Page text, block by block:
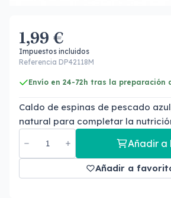
1,99 €
Impuestos incluidos
Referencia DP42118M
Envío en 24-72h tras la preparación
Caldo de espinas de pescado
natural para completar la
Añadir a
Añadir a